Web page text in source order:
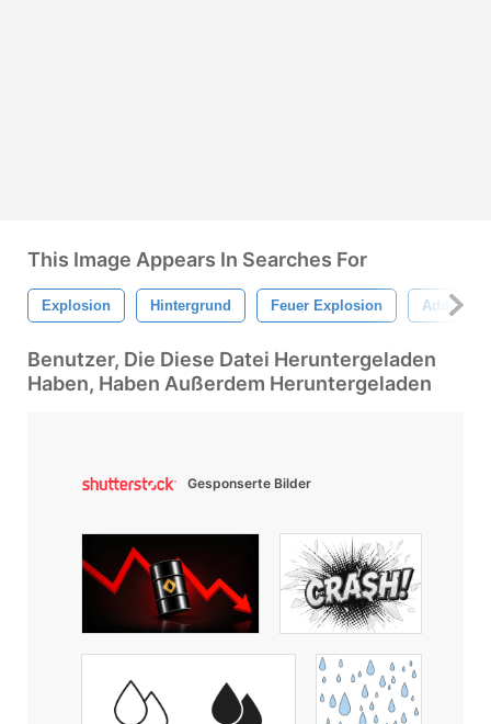
This Image Appears In Searches For
Explosion Hintergrund Feuer Explosion Addons
Benutzer, Die Diese Datei Heruntergeladen
Haben, Haben Außerdem Heruntergeladen
Gesponserte Bilder